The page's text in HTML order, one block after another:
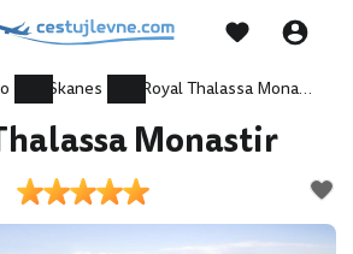
Skanes Royal Thalassa Monastir
Monastir